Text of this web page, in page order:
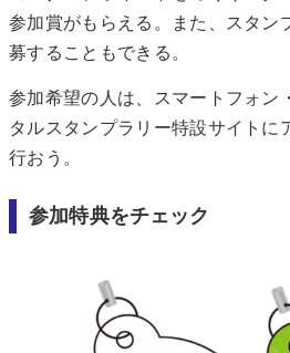
参加賞がもらえる。また、スタン
募することもできる。
参加希望の人は、スマートフォン
タルスタンプラリー特設サイトに
行おう。
参加特典をチェック